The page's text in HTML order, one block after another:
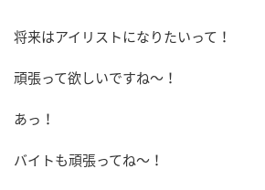
将来はアイリストになりたいって！
頑張って欲しいですね～！
あっ！
バイトも頑張ってね～！